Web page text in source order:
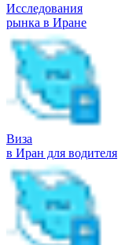
Исследования
рынка в Иране
Виза
в Иран для водителя